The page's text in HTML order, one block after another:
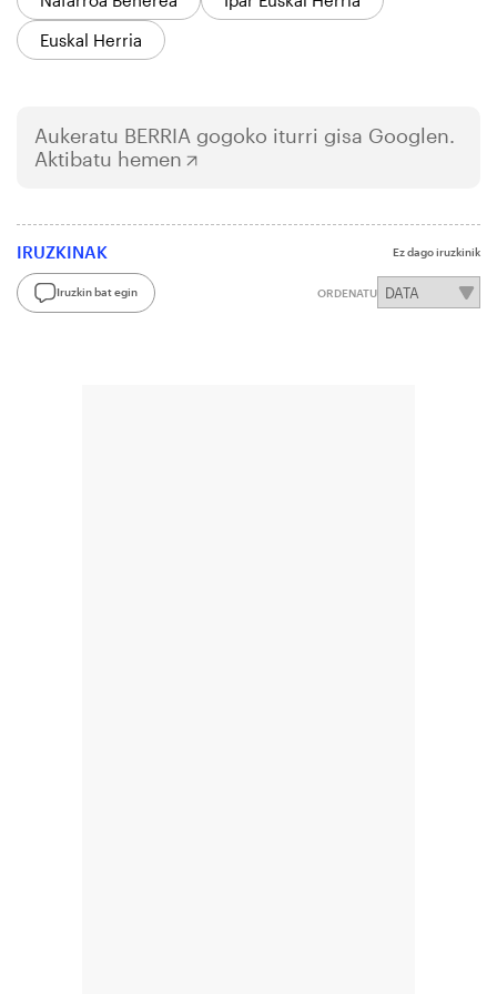
Euskal Herria
Aukeratu BERRIA gogoko iturri gisa Googlen.
Aktibatu hemen
IRUZKINAK Ez dago iruzkinik
Iruzkin bat egin ORDENATU